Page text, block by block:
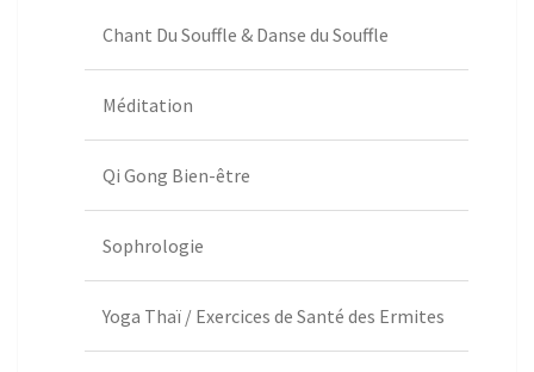
Chant Du Souffle & Danse du Souffle
Méditation
Qi Gong Bien-être
Sophrologie
Yoga Thaï / Exercices de Santé des Ermites